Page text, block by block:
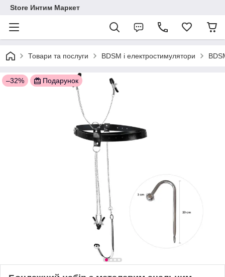
Store Интим Маркет
Товари та послуги BDSM і електростимулятори
–32% Подарунок